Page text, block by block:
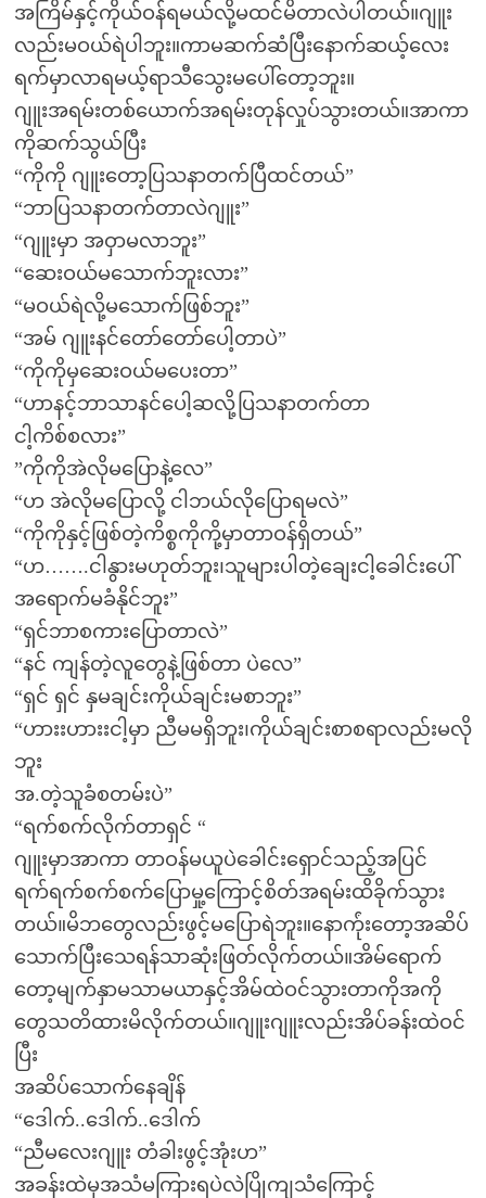
အကြိမ်နှင့်ကိုယ်ဝန်ရမယ်လို့မထင်မိတာလဲပါတယ်။ဂျူး
လည်းမဝယ်ရဲပါဘူး။ကာမဆက်ဆံပြီးနောက်ဆယ့်လေး
ရက်မှာလာရမယ့်ရာသီသွေးမပေါ်တော့ဘူး။
ဂျူးအရမ်းတစ်ယောက်အရမ်းတုန်လှုပ်သွားတယ်။အာကာ
ကိုဆက်သွယ်ပြီး
“ကိုကို ဂျူးတော့ပြသနာတက်ပြီထင်တယ်”
“ဘာပြသနာတက်တာလဲဂျူး”
“ဂျူးမှာ အဝှာမလာဘူး”
“ဆေးဝယ်မသောက်ဘူးလား”
“မဝယ်ရဲလို့မသောက်ဖြစ်ဘူး”
“အမ် ဂျူးနင်တော်တော်ပေါ့တာပဲ”
“ကိုကိုမှဆေးဝယ်မပေးတာ”
“ဟာနင့်ဘာသာနင်ပေါ့ဆလို့ပြသနာတက်တာ
ငါ့ကိစ်စလား”
”ကိုကိုအဲလိုမပြောနဲ့လေ”
“ဟ အဲလိုမပြောလို့ ငါဘယ်လိုပြောရမလဲ”
“ကိုကိုနှင့်ဖြစ်တဲ့ကိစ္စကိုကို့မှာတာဝန်ရှိတယ်”
“ဟ…….ငါနွားမဟုတ်ဘူး၊သူများပါတဲ့ချေးငါ့ခေါင်းပေါ်
အရောက်မခံနိုင်ဘူး”
“ရှင်ဘာစကားပြောတာလဲ”
“နင် ကျန်တဲ့လူတွေနဲ့ဖြစ်တာ ပဲလေ”
“ရှင် ရှင် နှမချင်းကိုယ်ချင်းမစာဘူး”
“ဟားးဟားးငါ့မှာ ညီမမရှိဘူး၊ကိုယ်ချင်းစာစရာလည်းမလို
ဘူး
အ.တဲ့သူခံစတမ်းပဲ”
“ရက်စက်လိုက်တာရှင် “
ဂျူးမှာအာကာ တာဝန်မယူပဲခေါင်းရှောင်သည့်အပြင်
ရက်ရက်စက်စက်ပြောမှု့ကြောင့်စိတ်အရမ်းထိခိုက်သွား
တယ်။မိဘတွေလည်းဖွင့်မပြောရဲဘူး။နောက်ုံးတော့အဆိပ်
သောက်ပြီးသေရန်သာဆုံးဖြတ်လိုက်တယ်။အိမ်ရောက်
တော့မျက်နှာမသာမယာနှင့်အိမ်ထဲဝင်သွားတာကိုအကို
တွေသတိထားမိလိုက်တယ်။ဂျူးဂျူးလည်းအိပ်ခန်းထဲဝင်
ပြီး
အဆိပ်သောက်နေချိန်
“ဒေါက်..ဒေါက်..ဒေါက်
“ညီမလေးဂျူး တံခါးဖွင့်အုံးဟ”
အခန်းထဲမှအသံမကြားရပဲလဲပြိုကျသံကြောင့်